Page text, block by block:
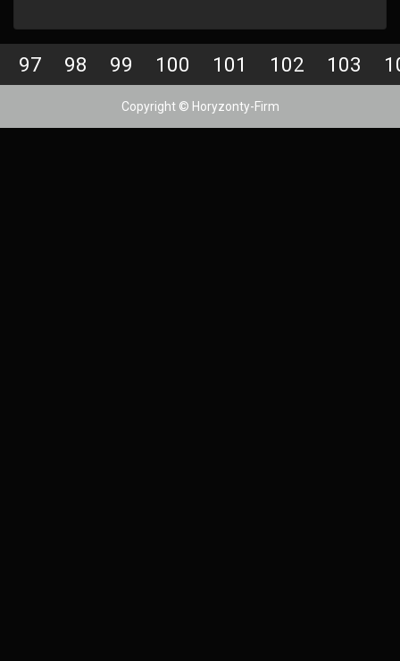
97 98 99 100 101 102 103
Copyright © Horyzonty-Firm